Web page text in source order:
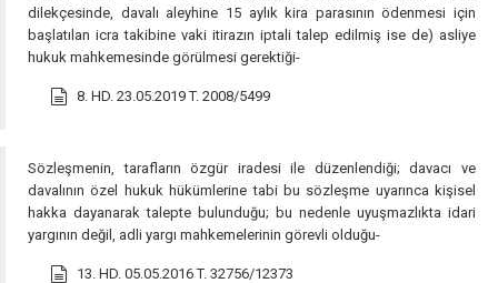
dilekçesinde, davalı aleyhine 15 aylık kira parasının ödenmesi için
başlatılan icra takibine vaki itirazın iptali talep edilmiş ise de) asliye
hukuk mahkemesinde görülmesi gerektiği-
8. HD. 23.05.2019 T. 2008/5499
Sözleşmenin, tarafların özgür iradesi ile düzenlendiği; davacı ve
davalının özel hukuk hükümlerine tabi bu sözleşme uyarınca kişisel
hakka dayanarak talepte bulunduğu; bu nedenle uyuşmazlıkta idari
yargının değil, adli yargı mahkemelerinin görevli olduğu-
13. HD. 05.05.2016 T. 32756/12373